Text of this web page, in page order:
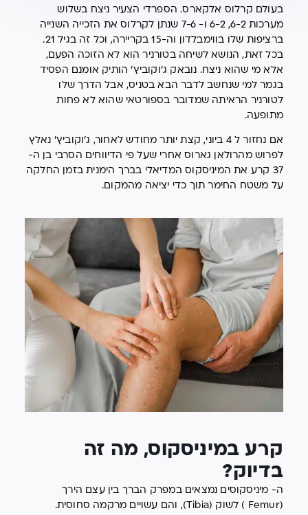
בעולם קרלוס אלקארס. הספרדי הצעיר ניצח בשלוש
מערכות 6-2, 6-2 ו- 7-6 שנתן לקרלוס את הזכייה השנייה
ברציפות שלו בווימבלדון וה-15 בקריירה, וכל זה בגיל 21.
בכל זאת, הנושא לשיחה בטורניר הוא לא הזוכה הפעם,
אלא מי שהוא ניצח. נובאק ג'וקוביץ' הותיק אומנם הפסיד
בגמר למי שנחשב לדבר הבא בטניס, אבל הדרך שלו
לטורניר הראיתה שמדובר בספורטאי שהוא לא פחות
מתופעה.
אם נחזור ל 4 ביוני, קצת יותר מחודש לאחור, ג'וקוביץ' נאלץ
לפרוש מהרולאן גארוס אחרי שעל פי הדיווחים הסרבי בן ה-
37 קרע את המיניסקוס המדיאלי בברך הימנית בזמן החלקה
על משטח החימר תוך כדי יציאה מהמקום.
קרע במיניסקוס, מה זה
בדיוק?
ה- מיניסקוסים נמצאים במפרק הברך בין עצם הירך
(Femur ) לשוק (Tibia), והם עשויים מרקמה סחוסית.